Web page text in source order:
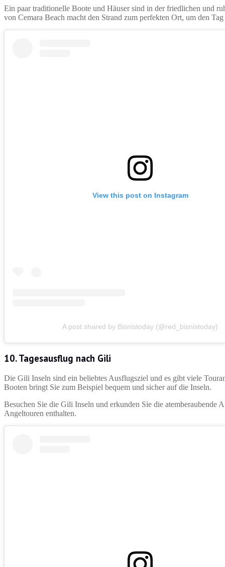
Ein paar traditionelle Boote und Häuser sind in der friedlichen und
von Cemara Beach macht den Strand zum perfekten Ort, um den
View this post on Instagram
A post shared by Bisnistoday (@red_bisnistoday)
10.Tagesausflug nach Gili
Die Gili Inseln sind ein beliebtes Ausflugsziel und es gibt viele
Booten bringt Sie zum Beispiel bequem und sicher auf die Inseln.
Besuchen Sie die Gili Inseln und erkunden Sie die atemberaubende
Angeltouren enthalten.